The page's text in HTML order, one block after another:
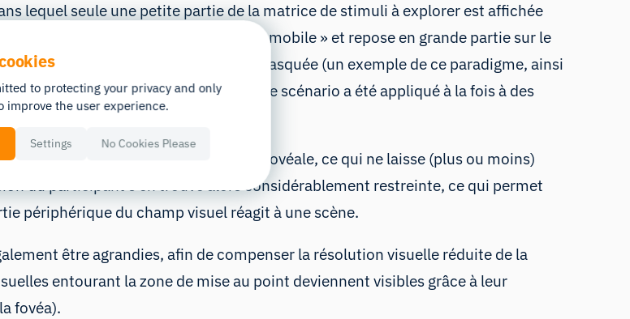
lequel seule une petite partie de la matrice de stimuli à explorer est affichée
connu sous le nom de « fenêtremobile » et repose en grande partie sur le
en dehors de cette zone soit masquée (un exemple de ce paradigme, ainsi
illustrés dans la figure ci-dessous). Ce scénario a été appliqué à la fois à des
il est possible de masquer la vision fovéale, ce qui ne laisse (plus ou moins)
du participant s’en trouve alors considérablement restreinte, ce qui permet
périphérique du champ visuel réagit à une scène.
être agrandies, afin de compenser la résolution visuelle réduite de la
entourant la zone de mise au point deviennent visibles grâce à leur
fovéa).
to protecting your privacy and only
improve the user experience.
Settings No Cookies Please